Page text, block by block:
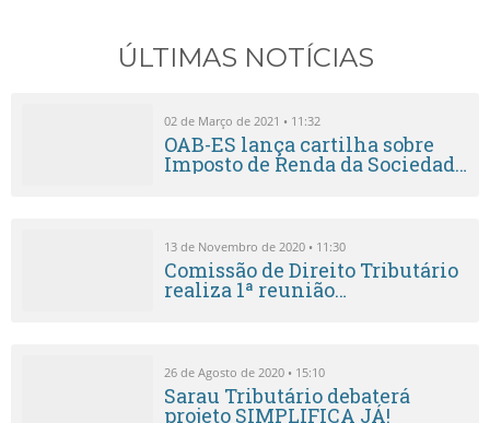
ÚLTIMAS NOTÍCIAS
02 de Março de 2021 • 11:32
OAB-ES lança cartilha sobre
Imposto de Renda da Sociedade
13 de Novembro de 2020 • 11:30
Comissão de Direito Tributário
realiza 1ª reunião
26 de Agosto de 2020 • 15:10
Sarau Tributário debaterá
projeto SIMPLIFICA JÁ!